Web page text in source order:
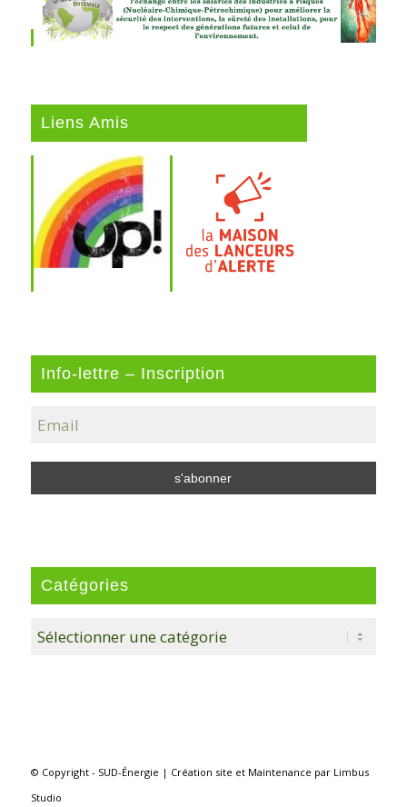
Liens Amis
Info-lettre – Inscription
Catégories
Catégories
© Copyright - SUD-Énergie | Création site et Maintenance par Limbus
Studio